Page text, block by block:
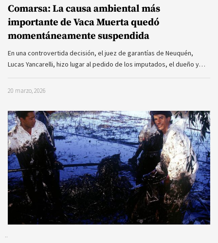
Comarsa: La causa ambiental más
importante de Vaca Muerta quedó
momentáneamente suspendida
En una controvertida decisión, el juez de garantías de Neuquén,
Lucas Yancarelli, hizo lugar al pedido de los imputados, el dueño y…
20 marzo, 2026